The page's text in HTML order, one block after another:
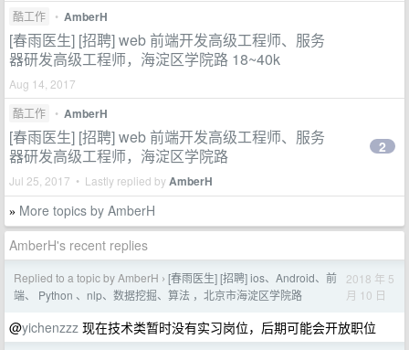
酷工作 • AmberH
[春雨医生] [招聘] web 前端开发高级工程师、服务
器研发高级工程师，海淀区学院路 18~40k
Aug 14, 2017
酷工作
• AmberH
[春雨医生] [招聘] web 前端开发高级工程师、服务
器研发高级工程师，海淀区学院路
Jul 25, 2017 • Lastly replied byAmberH
2
» More topics by AmberH
AmberH's recent replies
Replied to a topic by AmberH › [春雨医生] [招聘] ios、Android、前
端、 Python 、nlp、数据挖掘、算法 ，北京市海淀区学院路
2018 年 5
月 10 日
@yichenzzz 现在技术类暂时没有实习岗位，后期可能会开放职位